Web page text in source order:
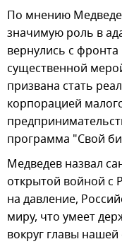
По мнению
значимую роль в
вернулись с
существенной
призвана стать
корпорацией
программа "Свой
Медведев назвал
открытой войной с
на давление,
миру, что умеет
вокруг главы